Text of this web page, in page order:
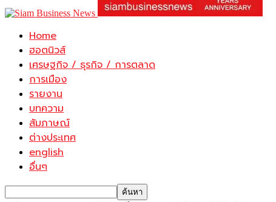
Home
ฮอตนิวส์
เศรษฐกิจ / ธุรกิจ / การตลาด
การเมือง
รายงาน
บทความ
สัมภาษณ์
ต่างประเทศ
english
อื่นๆ